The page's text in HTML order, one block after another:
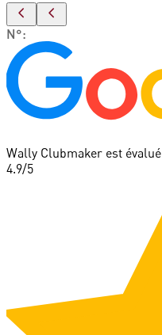
N°:
Wally Clubmaker est évalué
4.9/5